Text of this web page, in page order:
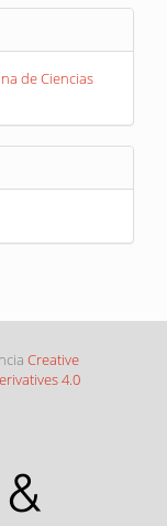
de Ciencias
Creative
4.0